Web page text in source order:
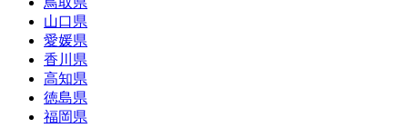
山口県
愛媛県
香川県
高知県
徳島県
福岡県